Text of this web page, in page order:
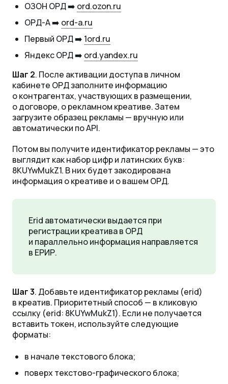
ОЗОН ОРД ➡️ ord.ozon.ru
ОРД-А ➡️ ord-a.ru
Первый ОРД ➡️ 1ord.ru
Яндекс ОРД ➡️ ord.yandex.ru
Шаг 2. После активации доступа в личном
кабинете ОРД заполните информацию
о контрагентах, участвующих в размещении,
о договоре, о рекламном креативе. Затем
загрузите образец рекламы — вручную или
автоматически по API.
Потом вы получите идентификатор рекламы — это
выглядит как набор цифр и латинских букв:
8KUYwMukZ1. В них будет закодирована
информация о креативе и о вашем ОРД.
Erid автоматически выдается при
регистрации креатива в ОРД
и параллельно информация направляется
в ЕРИР.
Шаг 3. Добавьте идентификатор рекламы (erid)
в креатив. Приоритетный способ — в кликовую
ссылку (erid: 8KUYwMukZ1). Если не получается
вставить токен, используйте следующие
форматы:
в начале текстового блока;
поверх текстово-графического блока;